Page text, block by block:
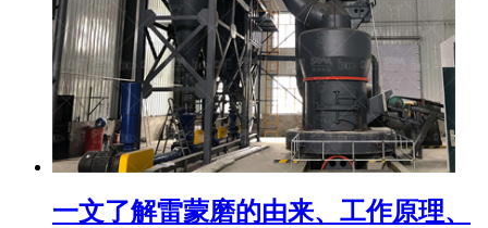
一文了解雷蒙磨的由来、工作原理、